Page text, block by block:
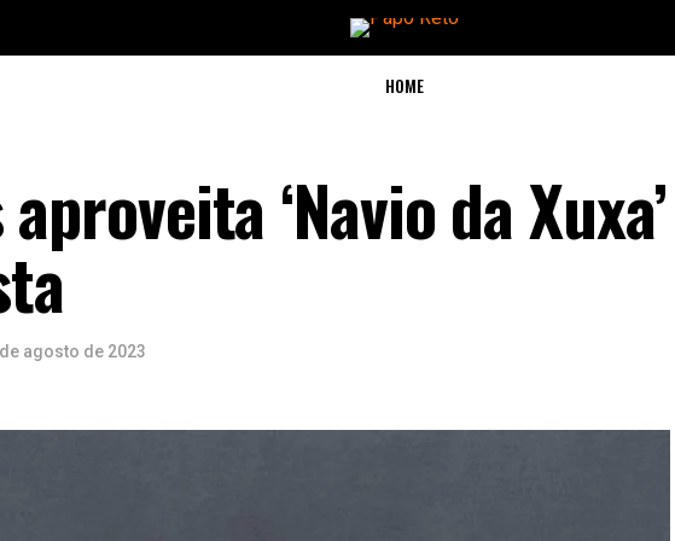
HOME
‘Navio da
agosto de 2023